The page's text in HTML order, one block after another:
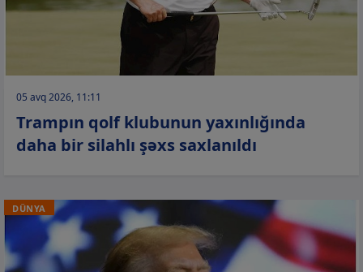
05 avq 2026, 11:11
Trampın qolf klubunun yaxınlığında
daha bir silahlı şəxs saxlanıldı
DÜNYA